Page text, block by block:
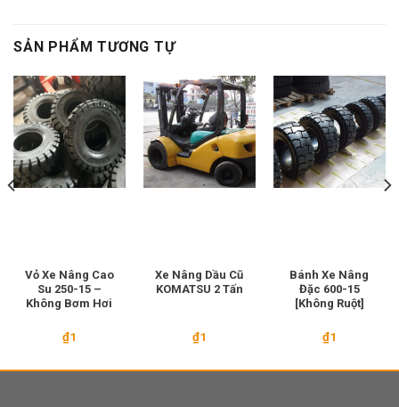
SẢN PHẨM TƯƠNG TỰ
Vỏ Xe Nâng Cao
Su 250-15 –
Không Bơm Hơi
₫1
Xe Nâng Dầu Cũ
KOMATSU 2 Tấn
₫1
Bánh Xe Nâng
Đặc 600-15
[Không Ruột]
₫1